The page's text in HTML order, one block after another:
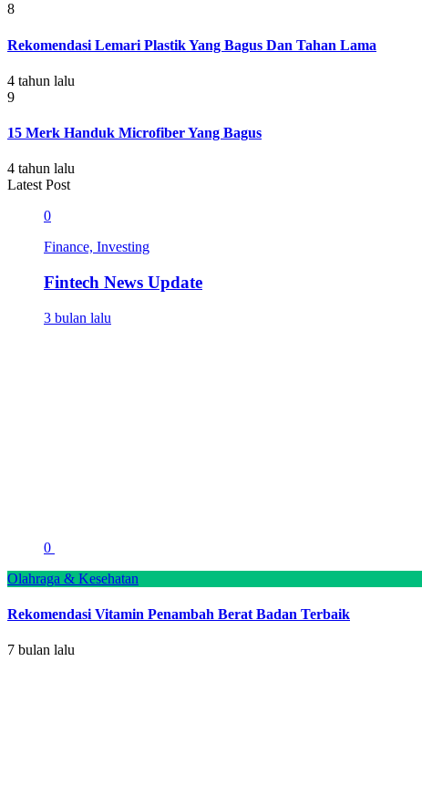
8
Rekomendasi Lemari Plastik Yang Bagus Dan Tahan Lama
4 tahun lalu
9
15 Merk Handuk Microfiber Yang Bagus
4 tahun lalu
Latest Post
0
Finance, Investing
Fintech News Update
3 bulan lalu
0
Olahraga & Kesehatan
Rekomendasi Vitamin Penambah Berat Badan Terbaik
7 bulan lalu